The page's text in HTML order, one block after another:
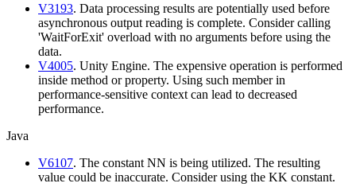
V3193. Data processing results are potentially used before
asynchronous output reading is complete. Consider calling
'WaitForExit' overload with no arguments before using the
data.
V4005. Unity Engine. The expensive operation is performed
inside method or property. Using such member in
performance-sensitive context can lead to decreased
performance.
Java
V6107. The constant NN is being utilized. The resulting
value could be inaccurate. Consider using the KK constant.